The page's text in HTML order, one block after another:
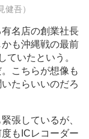
吾）
名店の創業社長
も沖縄戦の最前
ていたという。
こちらが想像も
たらいいのだろ
張しているが、
もICレコーダー